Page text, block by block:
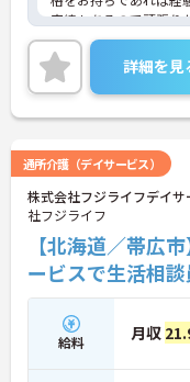
実績もあるので頑張り
です。ご興味のある方
さらに詳細をお話しし
さい！
詳細を見
通所介護（デイサービス）
株式会社フジライフデイ
社フジライフ
【北海道／帯広
ービスで生活相
給料 月収